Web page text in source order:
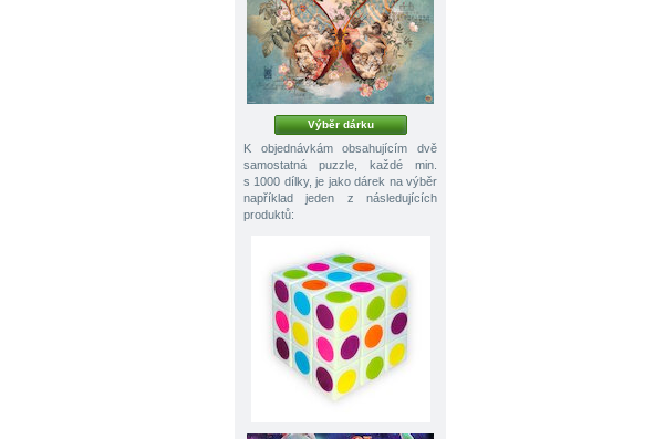
Výběr dárku
K objednávkám obsahujícím dvě
samostatná puzzle, každé min.
s 1000 dílky, je jako dárek na výběr
například jeden z následujících
produktů: